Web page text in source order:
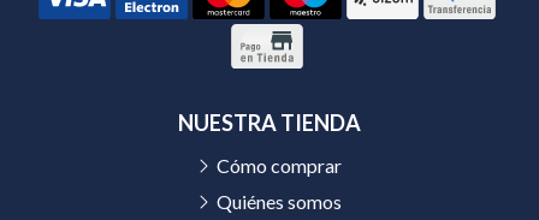
NUESTRA TIENDA
Cómo comprar
Quiénes somos